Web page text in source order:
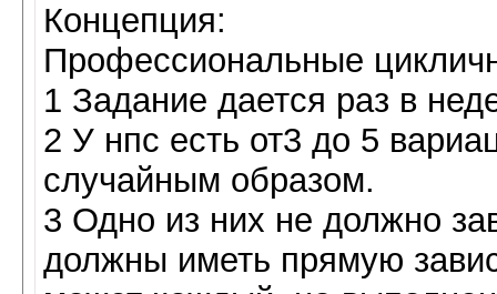
Концепция:
Профессиональные
1 Задание дается раз в
2 У нпс есть от3 до 5
случайным образом.
3 Одно из них не должно
должны иметь прямую